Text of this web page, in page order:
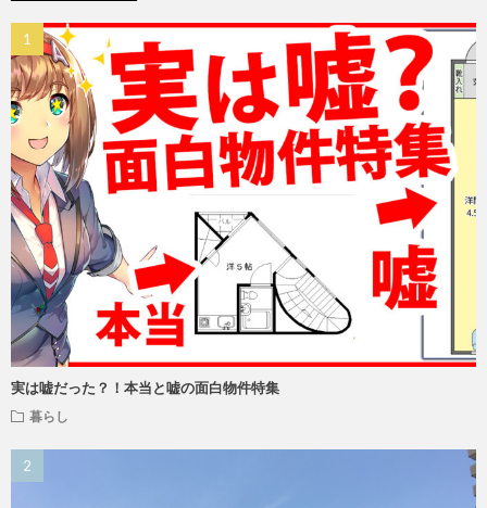
実は嘘だった？！本当と嘘の面白物件特集
暮らし